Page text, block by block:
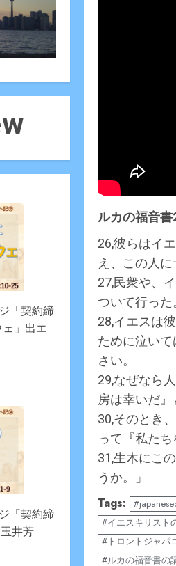
ルカの福音
26,彼らはイ
え、この人
27,民衆や、
ついて行った
28,イエスは
ために泣い
さい。
29,なぜなら
房は幸いだ』
30,そのとき
って『私たち
31,生木にこ
うか。」
Tags:
#イエスキリスト
#トロントジャパ
#ルカの福音書の
「契約締
」出エ
「契約締
井芳